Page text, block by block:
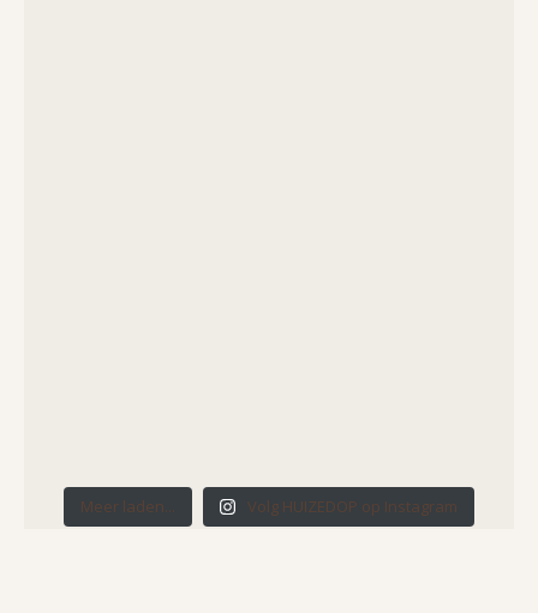
Meer laden... Volg HUIZEDOP op Instagram